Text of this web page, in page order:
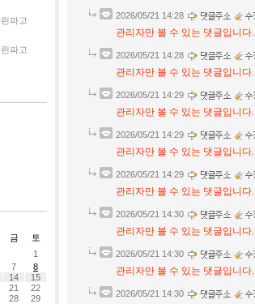
2026/05/21 14:28
관리자만 볼 수 있는 댓글입니다.
2026/05/21 14:28
관리자만 볼 수 있는 댓글입니다.
2026/05/21 14:29
관리자만 볼 수 있는 댓글입니다.
2026/05/21 14:29
관리자만 볼 수 있는 댓글입니다.
2026/05/21 14:29
관리자만 볼 수 있는 댓글입니다.
2026/05/21 14:30
관리자만 볼 수 있는 댓글입니다.
2026/05/21 14:30
관리자만 볼 수 있는 댓글입니다.
2026/05/21 14:30
린파고
린파고
금
토
1
7
8
14
15
21
22
28
29